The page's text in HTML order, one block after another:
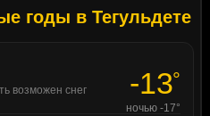
годы в Тегульдете
возможен снег -13°
ночью -17°